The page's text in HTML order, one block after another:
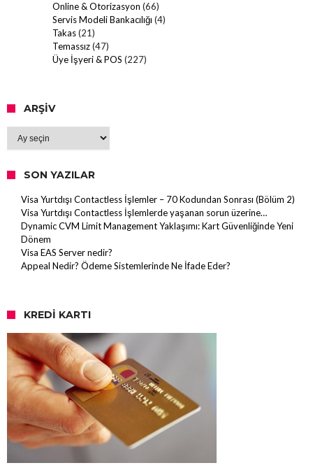
Online & Otorizasyon (66)
Servis Modeli Bankacılığı (4)
Takas(21)
Temassız(47)
Üye İşyeri & POS (227)
ARŞIV
Arşiv
SON YAZILAR
Visa Yurtdışı Contactless İşlemler – 70 Kodundan Sonrası (Bölüm 2)
Visa Yurtdışı Contactless İşlemlerde yaşanan sorun üzerine…
Dynamic CVM Limit Management Yaklaşımı: Kart Güvenliğinde Yeni
Dönem
Visa EAS Server nedir?
Appeal Nedir? Ödeme Sistemlerinde Ne İfade Eder?
KREDI KARTI